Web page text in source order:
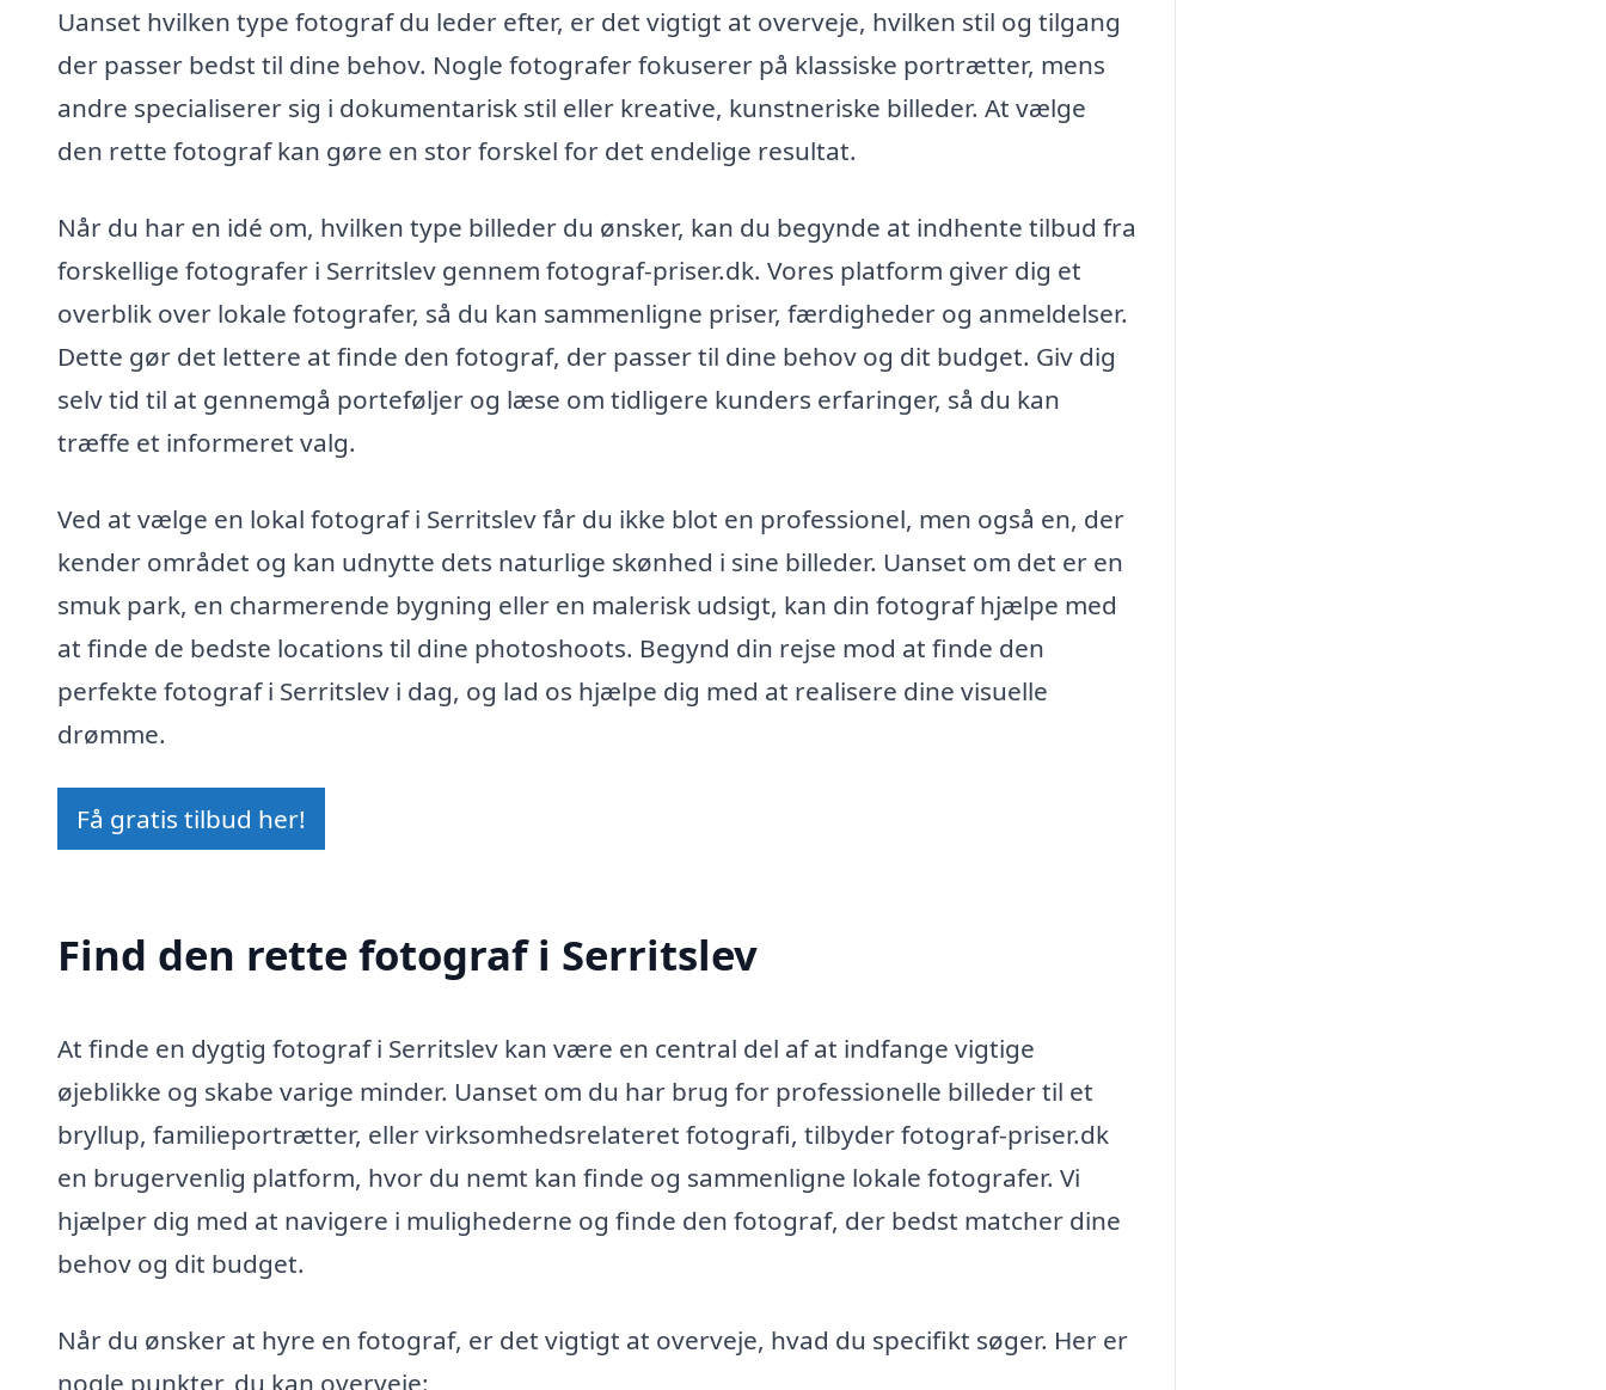
Uanset hvilken type fotograf du leder efter, er det vigtigt at overveje, hvilken stil og tilgang
der passer bedst til dine behov. Nogle fotografer fokuserer på klassiske portrætter, mens
andre specialiserer sig i dokumentarisk stil eller kreative, kunstneriske billeder. At vælge
den rette fotograf kan gøre en stor forskel for det endelige resultat.
Når du har en idé om, hvilken type billeder du ønsker, kan du begynde at indhente tilbud fra
forskellige fotografer i Serritslev gennem fotograf-priser.dk. Vores platform giver dig et
overblik over lokale fotografer, så du kan sammenligne priser, færdigheder og anmeldelser.
Dette gør det lettere at finde den fotograf, der passer til dine behov og dit budget. Giv dig
selv tid til at gennemgå porteføljer og læse om tidligere kunders erfaringer, så du kan
træffe et informeret valg.
Ved at vælge en lokal fotograf i Serritslev får du ikke blot en professionel, men også en, der
kender området og kan udnytte dets naturlige skønhed i sine billeder. Uanset om det er en
smuk park, en charmerende bygning eller en malerisk udsigt, kan din fotograf hjælpe med
at finde de bedste locations til dine photoshoots. Begynd din rejse mod at finde den
perfekte fotograf i Serritslev i dag, og lad os hjælpe dig med at realisere dine visuelle
drømme.
Få gratis tilbud her!
Find den rette fotograf i Serritslev
At finde en dygtig fotograf i Serritslev kan være en central del af at indfange vigtige
øjeblikke og skabe varige minder. Uanset om du har brug for professionelle billeder til et
bryllup, familieportrætter, eller virksomhedsrelateret fotografi, tilbyder fotograf-priser.dk
en brugervenlig platform, hvor du nemt kan finde og sammenligne lokale fotografer. Vi
hjælper dig med at navigere i mulighederne og finde den fotograf, der bedst matcher dine
behov og dit budget.
Når du ønsker at hyre en fotograf, er det vigtigt at overveje, hvad du specifikt søger. Her er
nogle punkter, du kan overveje: